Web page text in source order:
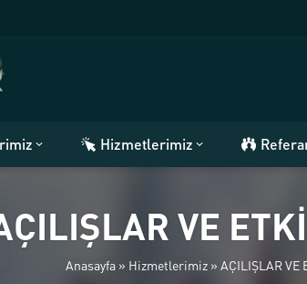
Hizmetlerimiz
VE
Anasayfa» Hizmetlerimiz» AÇILIŞLAR VE